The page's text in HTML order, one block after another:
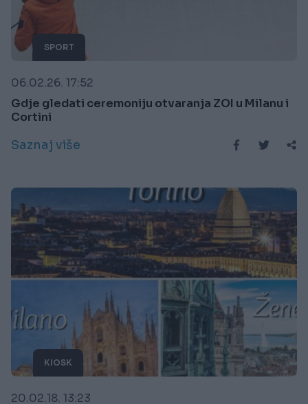
SPORT
06.02.26. 17:52
Gdje gledati ceremoniju otvaranja ZOI u Milanu i
Cortini
Saznaj više
KIOSK
20.02.18. 13:23